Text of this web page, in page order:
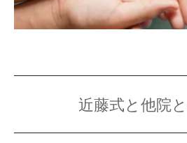
近藤式と他院